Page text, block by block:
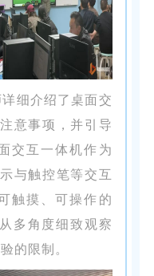
细介绍了桌面交
意事项，并引导
交互一体机作为
与触控笔等交互
触摸、可操作的
多角度细致观察
的限制。